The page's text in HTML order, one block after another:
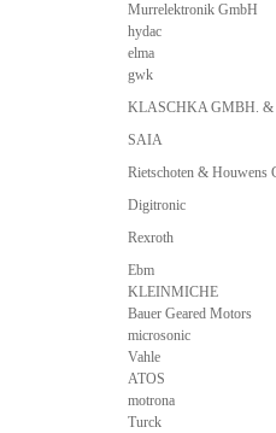
Murrelektronik GmbH
hydac
elma
gwk
KLASCHKA GMBH. &
SAIA
Rietschoten & Houwens
Digitronic
Rexroth
Ebm
KLEINMICHE
Bauer Geared Motors
microsonic
Vahle
ATOS
motrona
Turck